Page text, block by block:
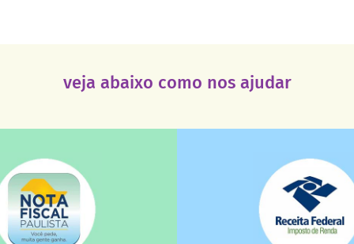
veja abaixo como nos ajudar
saiba mais saiba mais